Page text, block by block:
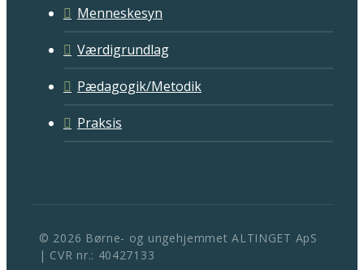
Menneskesyn
Værdigrundlag
Pædagogik/Metodik
Praksis
© 2026 Børne- og ungehjemmet ALTINGET ApS
| CVR nr.: 40427133